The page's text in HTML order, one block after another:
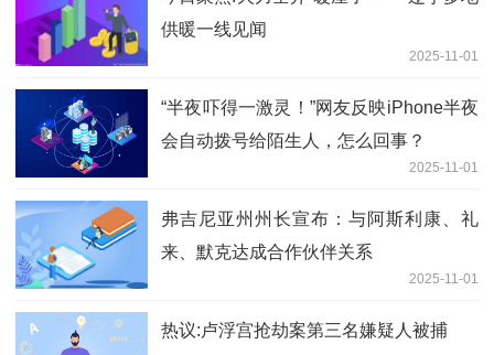
供暖一线见闻
2025-11-01
“半夜吓得一激灵！”网友反映iPhone半夜
会自动拨号给陌生人，怎么回事？
2025-11-01
弗吉尼亚州州长宣布：与阿斯利康、礼
来、默克达成合作伙伴关系
2025-11-01
热议:卢浮宫抢劫案第三名嫌疑人被捕